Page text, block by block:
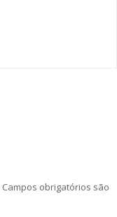
Campos obrigatórios são